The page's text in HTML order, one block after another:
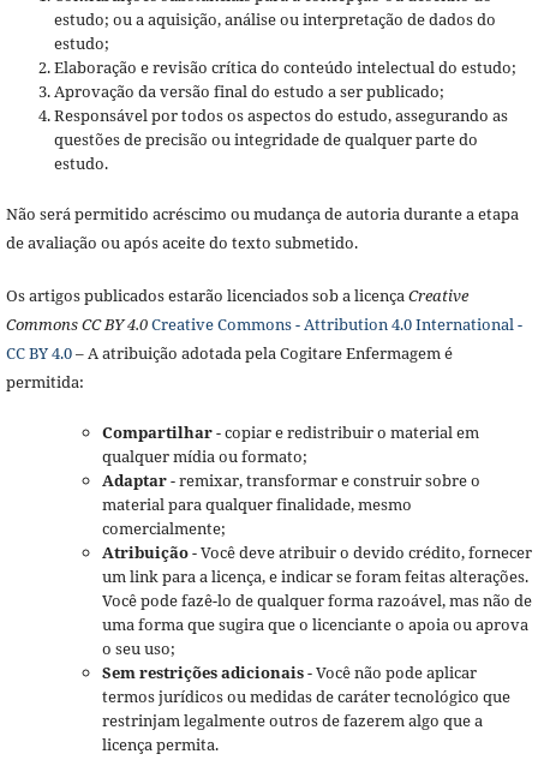
estudo; ou a aquisição, análise ou interpretação de dados do
estudo;
Elaboração e revisão crítica do conteúdo intelectual do estudo;
Aprovação da versão final do estudo a ser publicado;
Responsável por todos os aspectos do estudo, assegurando as
questões de precisão ou integridade de qualquer parte do
estudo.
Não será permitido acréscimo ou mudança de autoria durante a etapa
de avaliação ou após aceite do texto submetido.
Os artigos publicados estarão licenciados sob a licençaCreative
Commons CC BY 4.0Creative Commons - Attribution 4.0 International -
CC BY 4.0– A atribuição adotada pela Cogitare Enfermagem é
permitida:
Compartilhar- copiar e redistribuir o material em
qualquer mídia ou formato;
Adaptar- remixar, transformar e construir sobre o
material para qualquer finalidade, mesmo
comercialmente;
Atribuição- Você deve atribuir o devido crédito, fornecer
um link para a licença, e indicar se foram feitas alterações.
Você pode fazê-lo de qualquer forma razoável, mas não de
uma forma que sugira que o licenciante o apoia ou aprova
o seu uso;
Sem restrições adicionais- Você não pode aplicar
termos jurídicos ou medidas de caráter tecnológico que
restrinjam legalmente outros de fazerem algo que a
licença permita.